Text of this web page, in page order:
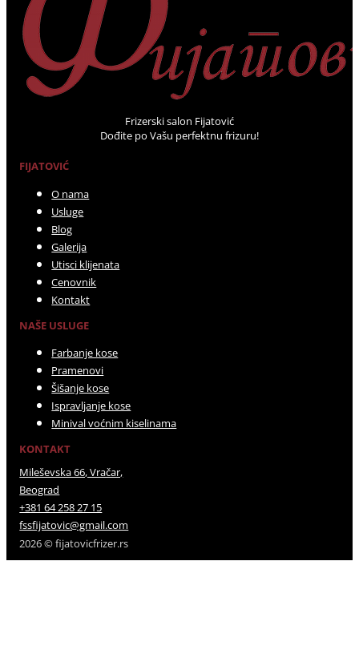
Frizerski salon Fijatović
Dođite po Vašu perfektnu frizuru!
FIJATOVIĆ
O nama
Usluge
Blog
Galerija
Utisci klijenata
Cenovnik
Kontakt
NAŠE USLUGE
Farbanje kose
Pramenovi
Šišanje kose
Ispravljanje kose
Minival voćnim kiselinama
KONTAKT
Mileševska 66, Vračar,
Beograd
+381 64 258 27 15
fssfijatovic@gmail.com
2026 © fijatovicfrizer.rs